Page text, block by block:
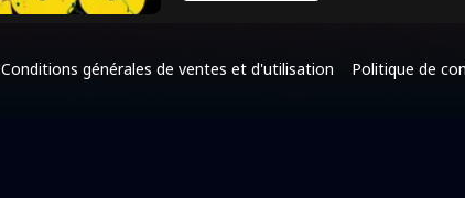
Conditions générales de ventes et d'utilisation Politique de